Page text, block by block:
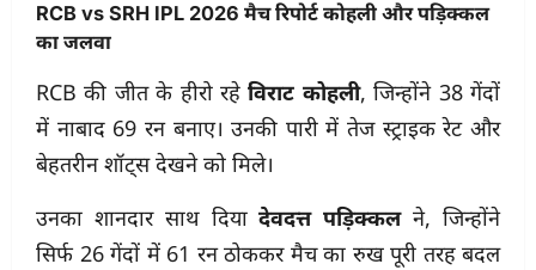
RCB vs SRH IPL 2026 मैच रिपोर्ट कोहली और पड़िक्कल
का जलवा
RCB की जीत के हीरो रहेविराट कोहली, जिन्होंने 38 गेंदों
में नाबाद 69 रन बनाए। उनकी पारी में तेज स्ट्राइक रेट और
बेहतरीन शॉट्स देखने को मिले।
उनका शानदार साथ दियादेवदत्त पड़िक्कलने, जिन्होंने
सिर्फ 26 गेंदों में 61 रन ठोककर मैच का रुख पूरी तरह बदल